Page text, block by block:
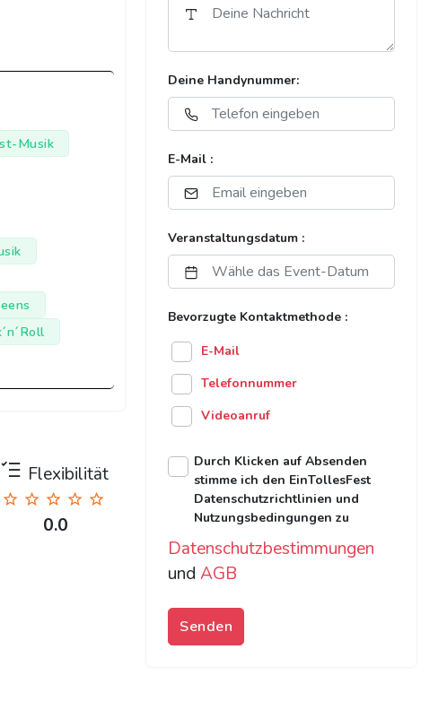
Musik
Flexibilität
0.0
Deine Handynummer:
E-Mail :
Veranstaltungsdatum :
Bevorzugte Kontaktmethode :
E-Mail
Telefonnummer
Videoanruf
Durch Klicken auf Absenden
stimme ich den EinTollesFest
Datenschutzrichtlinien und
Nutzungsbedingungen zu
Datenschutzbestimmungen
und AGB
Senden